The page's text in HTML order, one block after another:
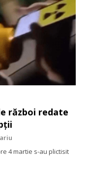
război redate
4 martie s-au plictisit